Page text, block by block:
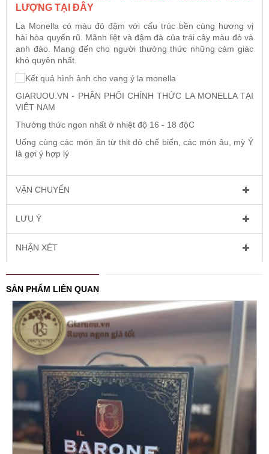
RƯỢU VANG ĐỨC
LƯỢNG TẠI ĐÂY
La Monella có màu đỏ đậm với cấu trúc bền cùng hương vị
hài hòa quyến rũ. Mãnh liệt và đậm đà của trái cây màu đỏ và
anh đào. Mang đến cho người thưởng thức những cảm giác
khó quyên nhất.
GIARUOU.VN- PHÂN PHỐI CHÍNH THỨC LA MONELLA TẠI
VIỆT NAM
Thưởng thức ngon nhất ở nhiệt độ 16 - 18 độC
Uống cùng các món ăn từ thịt đỏ chế biến, các món âu, mỳ Ý
là gợi ý hợp lý
VẬN CHUYỂN
LƯU Ý
NHẬN XÉT
SẢN PHẨM LIÊN QUAN